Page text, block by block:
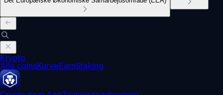
Krypto
Alle coinsKurveEarnStaking